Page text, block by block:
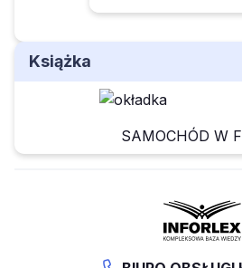
Książka
SAMOCHÓD W